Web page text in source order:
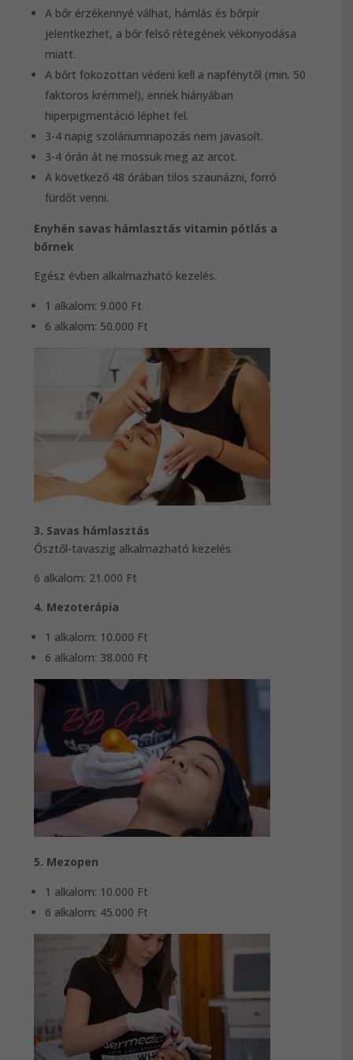
A bőr érzékennyé válhat, hámlás és bőrpír
jelentkezhet, a bőr felső rétegének vékonyodása
miatt.
A bőrt fokozottan védeni kell a napfénytől (min. 50
faktoros krémmel), ennek hiányában
hiperpigmentáció léphet fel.
3-4 napig szoláriumnapozás nem javasolt.
3-4 órán át ne mossuk meg az arcot.
A következő 48 órában tilos szaunázni, forró
fürdőt venni.
Enyhén savas hámlasztás vitamin pótlás a
bőrnek
Egész évben alkalmazható kezelés.
1 alkalom: 9.000 Ft
6 alkalom: 50.000 Ft
3. Savas hámlasztás
Ősztől-tavaszig alkalmazható kezelés.
6 alkalom: 21.000 Ft
4. Mezoterápia
1 alkalom: 10.000 Ft
6 alkalom: 38.000 Ft
5. Mezopen
1 alkalom: 10.000 Ft
6 alkalom: 45.000 Ft